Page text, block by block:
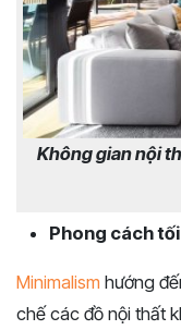
Không gian nội
Phong cách
Minimalism hướng
chế các đồ nội thất